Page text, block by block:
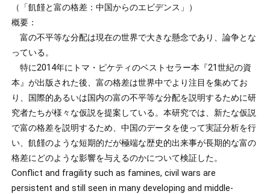
（「飢饉と富の格差：中国からのエビデンス」）
概要：
富の不平等な分配は現在の世界で大きな懸念であり、論争とな
っている。
特に2014年にトマ・ピケティのベストセラー本『21世紀の資
本』が出版された後、富の格差は世界中でより注目を集めてお
り、国際的あるいは国内の富の不平等な分配を説明するために研
究者たちが様々な仮説を提案している。本研究では、新たな仮説
で富の格差を説明するため、中国のデータを使って実証分析を行
い、飢饉のような短期的だが極端な歴史的出来事が長期的な富の
格差にどのような影響を与えるのかについて検証した。
Conflict and fragility such as famines, civil wars are
persistent and still seen in many developing and middle-